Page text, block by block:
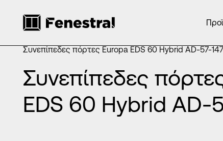
ΑΡΧΙΚΉ ΠΡΟΪΌΝΤΑ/ΠΌΡΤΕΣ ΕΙΣΌΔΟΥ ΑΛΟΥΜΙΝΊΟΥ
Συνεπίπεδες πόρτες Europa EDS 60 Hybrid AD-57-
Συνεπίπεδες
EDS 60 Hybrid AD-